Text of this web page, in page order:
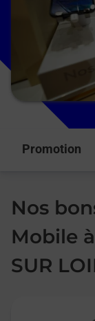
Promotion
Nos
Mobile
SUR